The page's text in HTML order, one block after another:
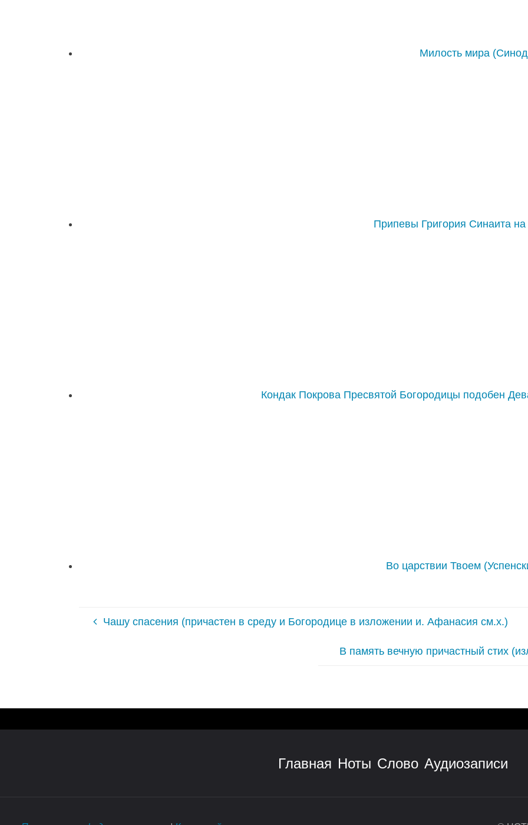
Милость мира
Припевы Григория Синаита
Кондак Покрова Пресвятой Богородицы подобен
Во царствии Твоем
Чашу спасения (причастен в среду и Богородице в изложении и. Афанасия см.х.)
В память вечную причастный стих
Главная Ноты Слово Аудиозаписи